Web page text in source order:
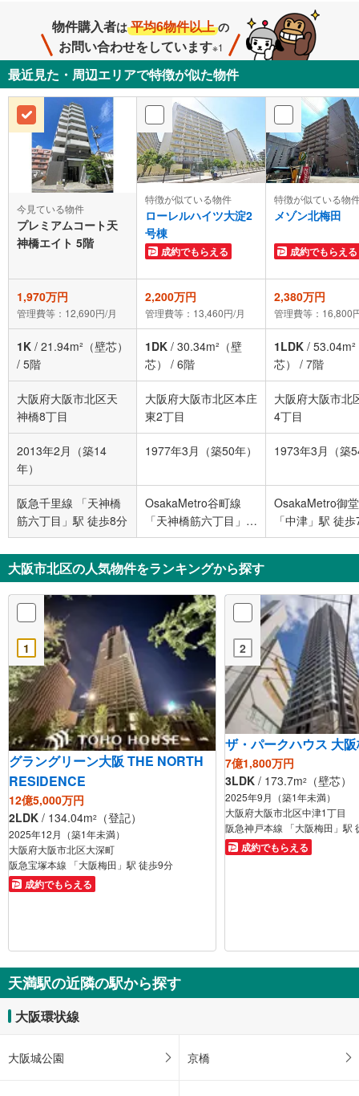
物件購入者は 平均6物件以上 の
お問い合わせをしています※1
最近見た・周辺エリアで特徴が似た物件
今見ている物件
プレミアムコート天
神橋エイト 5階
特徴が似ている物件
ローレルハイツ大淀2
号棟
成約でもらえる
特徴が似ている物
メゾン北梅田
成約でもらえる
1,970万円
管理費等：12,690円/月
2,200万円
管理費等：13,460円/月
2,380万円
管理費等：16,800
1K / 21.94m²（壁芯）
/ 5階
1DK / 30.34m²（壁
芯）
/ 6階
1LDK /
芯）
/ 7階
大阪府大阪市北区天
神橋8丁目
大阪府大阪市北区本庄
東2丁目
大阪府大阪市北
4丁目
2013年2月（築14
年）
1977年3月（築50年） 1973年3月（築
阪急千里線 「天神橋
筋六丁目」駅 徒歩8分
OsakaMetro谷町線
「天神橋筋六丁目」駅
徒歩7分
OsakaMetro御
「中津」駅 徒
大阪市北区の人気物件をランキングから探す
1
グラングリーン大阪 THE NORTH
RESIDENCE
12億5,000万円
2LDK / 134.04m2 （登記）
2025年12月（築1年未満）
大阪府大阪市北区大深町
阪急宝塚本線 「大阪梅田」駅 徒歩9分
成約でもらえる
2
ザ・パークハウス 大
7億1,800万円
3LDK / 173.7m2 （壁芯）
2025年9月（築1年未満）
大阪府大阪市北区中津1丁目
阪急神戸本線 「大阪梅田」駅
成約でもらえる
天満駅の近隣の駅から探す
大阪環状線
大阪城公園 京橋